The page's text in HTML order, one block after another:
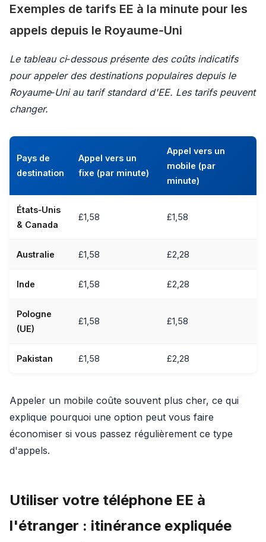
Exemples de tarifs EE à la minute pour les
appels depuis le Royaume‑Uni
Le tableau ci‑dessous présente des coûts indicatifs
pour appeler des destinations populaires depuis le
Royaume‑Uni au tarif standard d'EE. Les tarifs peuvent
changer.
Pays de
destination
Appel vers un
fixe (par minute)
Appel vers un
mobile (par
minute)
États‑Unis
& Canada
£1,58 £1,58
Australie £1,58 £2,28
Inde £1,58 £2,28
Pologne
(UE)
£1,58 £1,58
Pakistan £1,58 £2,28
Appeler un mobile coûte souvent plus cher, ce qui
explique pourquoi une option peut vous faire
économiser si vous passez régulièrement ce type
d'appels.
Utiliser votre téléphone EE à
l'étranger : itinérance expliquée